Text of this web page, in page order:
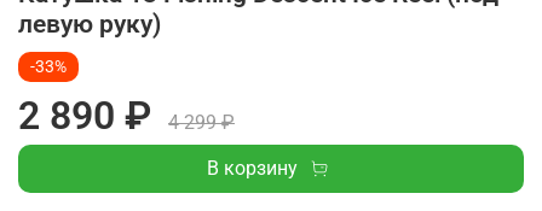
левую руку)
-33%
2 890 ₽
4 299 ₽
В корзину